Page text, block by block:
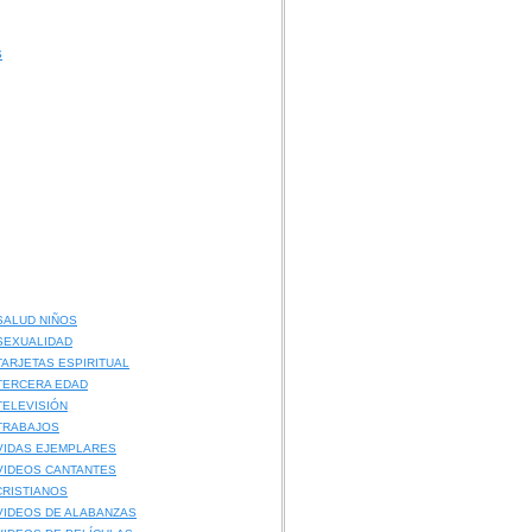
NIÑOS
ESPIRITUAL
EDAD
EJEMPLARES
CANTANTES
DE ALABANZAS